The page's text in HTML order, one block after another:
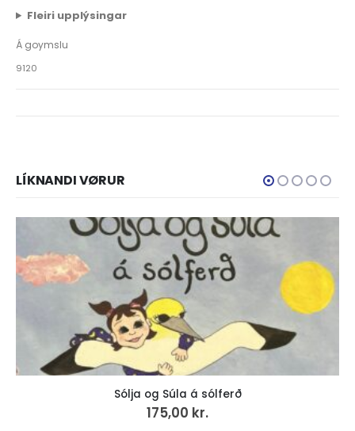
Fleiri upplýsingar
Á goymslu
9120
LÍKNANDI VØRUR
Sólja og Súla á sólferð
175,00 kr.